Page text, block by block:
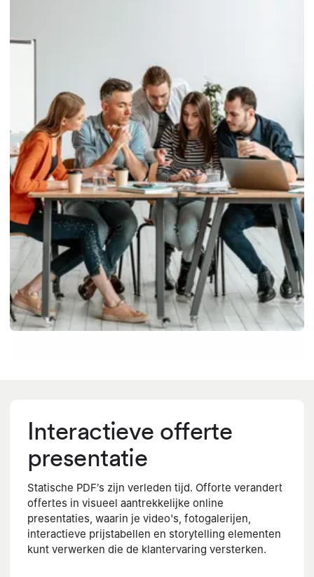
Interactieve offerte
presentatie
Statische PDF’s zijn verleden tijd. Offorte verandert
offertes in visueel aantrekkelijke online
presentaties, waarin je video's, fotogalerijen,
interactieve prijstabellen en storytelling elementen
kunt verwerken die de klantervaring versterken.